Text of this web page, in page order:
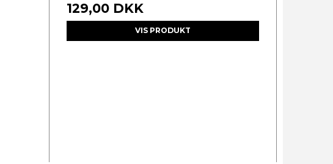
129,00 DKK
VIS PRODUKT